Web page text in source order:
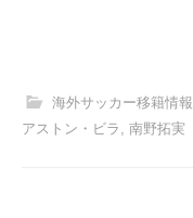
海外サッカー移籍情報
アストン・ビラ
南野拓実